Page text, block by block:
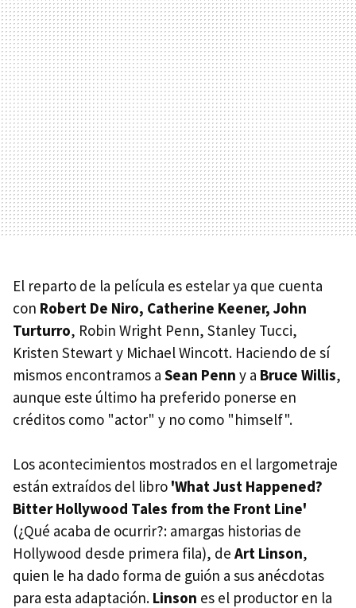
El reparto de la película es estelar ya que cuenta
con Robert De Niro, Catherine Keener, John
Turturro, Robin Wright Penn, Stanley Tucci,
Kristen Stewart y Michael Wincott. Haciendo de sí
mismos encontramos a Sean Penn y a Bruce Willis,
aunque este último ha preferido ponerse en
créditos como "actor" y no como "himself".
Los acontecimientos mostrados en el largometraje
están extraídos del libro 'What Just Happened?
Bitter Hollywood Tales from the Front Line'
(¿Qué acaba de ocurrir?: amargas historias de
Hollywood desde primera fila), de Art Linson,
quien le ha dado forma de guión a sus anécdotas
para esta adaptación. Linson es el productor en la